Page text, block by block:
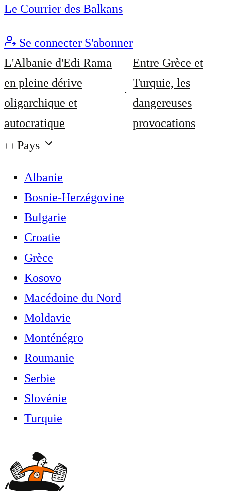
Le Courrier des Balkans
Se connecter S'abonner
L'Albanie d'Edi Rama
en pleine dérive
oligarchique et
autocratique
Entre Grèce et
Turquie, les
dangereuses
provocations
Pays
Albanie
Bosnie-Herzégovine
Bulgarie
Croatie
Grèce
Kosovo
Macédoine du Nord
Moldavie
Monténégro
Roumanie
Serbie
Slovénie
Turquie